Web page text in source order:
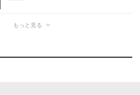
もっと見る